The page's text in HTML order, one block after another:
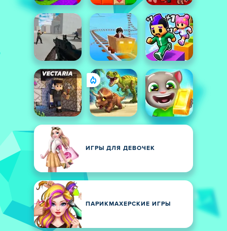
ИГРЫ ДЛЯ ДЕВОЧЕК
ПАРИКМАХЕРСКИЕ ИГРЫ